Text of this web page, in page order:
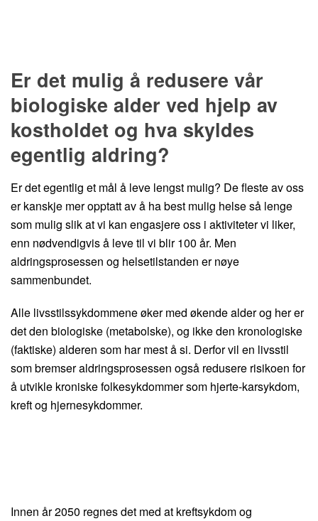
Er det mulig å redusere vår
biologiske alder ved hjelp av
kostholdet og hva skyldes
egentlig aldring?
Er det egentlig et mål å leve lengst mulig? De fleste av oss
er kanskje mer opptatt av å ha best mulig helse så lenge
som mulig slik at vi kan engasjere oss i aktiviteter vi liker,
enn nødvendigvis å leve til vi blir 100 år. Men
aldringsprosessen og helsetilstanden er nøye
sammenbundet.
Alle livsstilssykdommene øker med økende alder og her er
det den biologiske (metabolske), og ikke den kronologiske
(faktiske) alderen som har mest å si. Derfor vil en livsstil
som bremser aldringsprosessen også redusere risikoen for
å utvikle kroniske folkesykdommer som hjerte-karsykdom,
kreft og hjernesykdommer.
Innen år 2050 regnes det med at kreftsykdom og